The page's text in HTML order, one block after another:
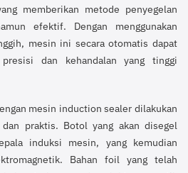
memberikan metode penyegelan
efektif. Dengan menggunakan
mesin ini secara otomatis dapat
dan kehandalan yang tinggi
mesin induction sealer dilakukan
praktis. Botol yang akan disegel
induksi mesin, yang kemudian
Bahan foil yang telah